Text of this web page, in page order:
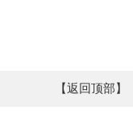
【返回顶部】